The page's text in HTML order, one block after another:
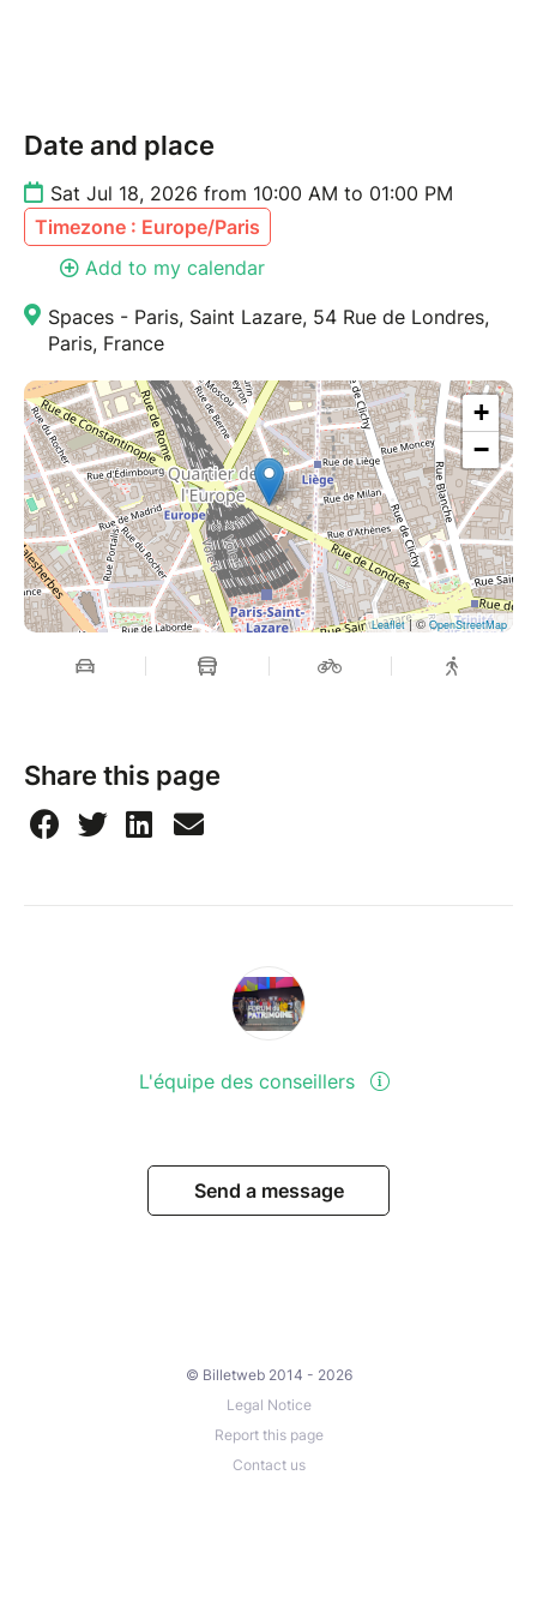
Date and place
Sat Jul 18, 2026 from 10:00 AM to 01:00 PM
Timezone : Europe/Paris
Add to my calendar
Spaces - Paris, Saint Lazare, 54 Rue de Londres,
Paris, France
+
−
Leaflet| ©OpenStreetMap
Share this page
L'équipe des conseillers
Send a message
© Billetweb 2014 - 2026
Legal Notice
Report this page
Contact us